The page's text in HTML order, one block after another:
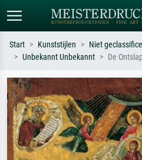
Zoek op kunstenaar, titel of stijl – bijv.
Monet, Sterrennacht, impressionisme,
Hokusai-golf, naakt.
Start Kunststijlen
Niet
Unbekannt Unbekannt
De